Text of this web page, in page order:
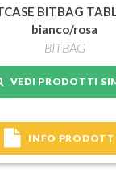
BITBAG
bianco/rosa
BITBAG
VEDI PRODOTTI
INFO